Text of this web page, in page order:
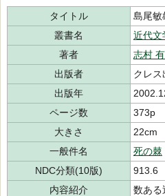
タイトル
島尾敏
叢書名
近代文
著者
志村
出版者
クレス
出版年
ページ数
373p
大きさ
22cm
一般件名
死の棘
NDC分類(10版)
913.6
内容紹介
数ある